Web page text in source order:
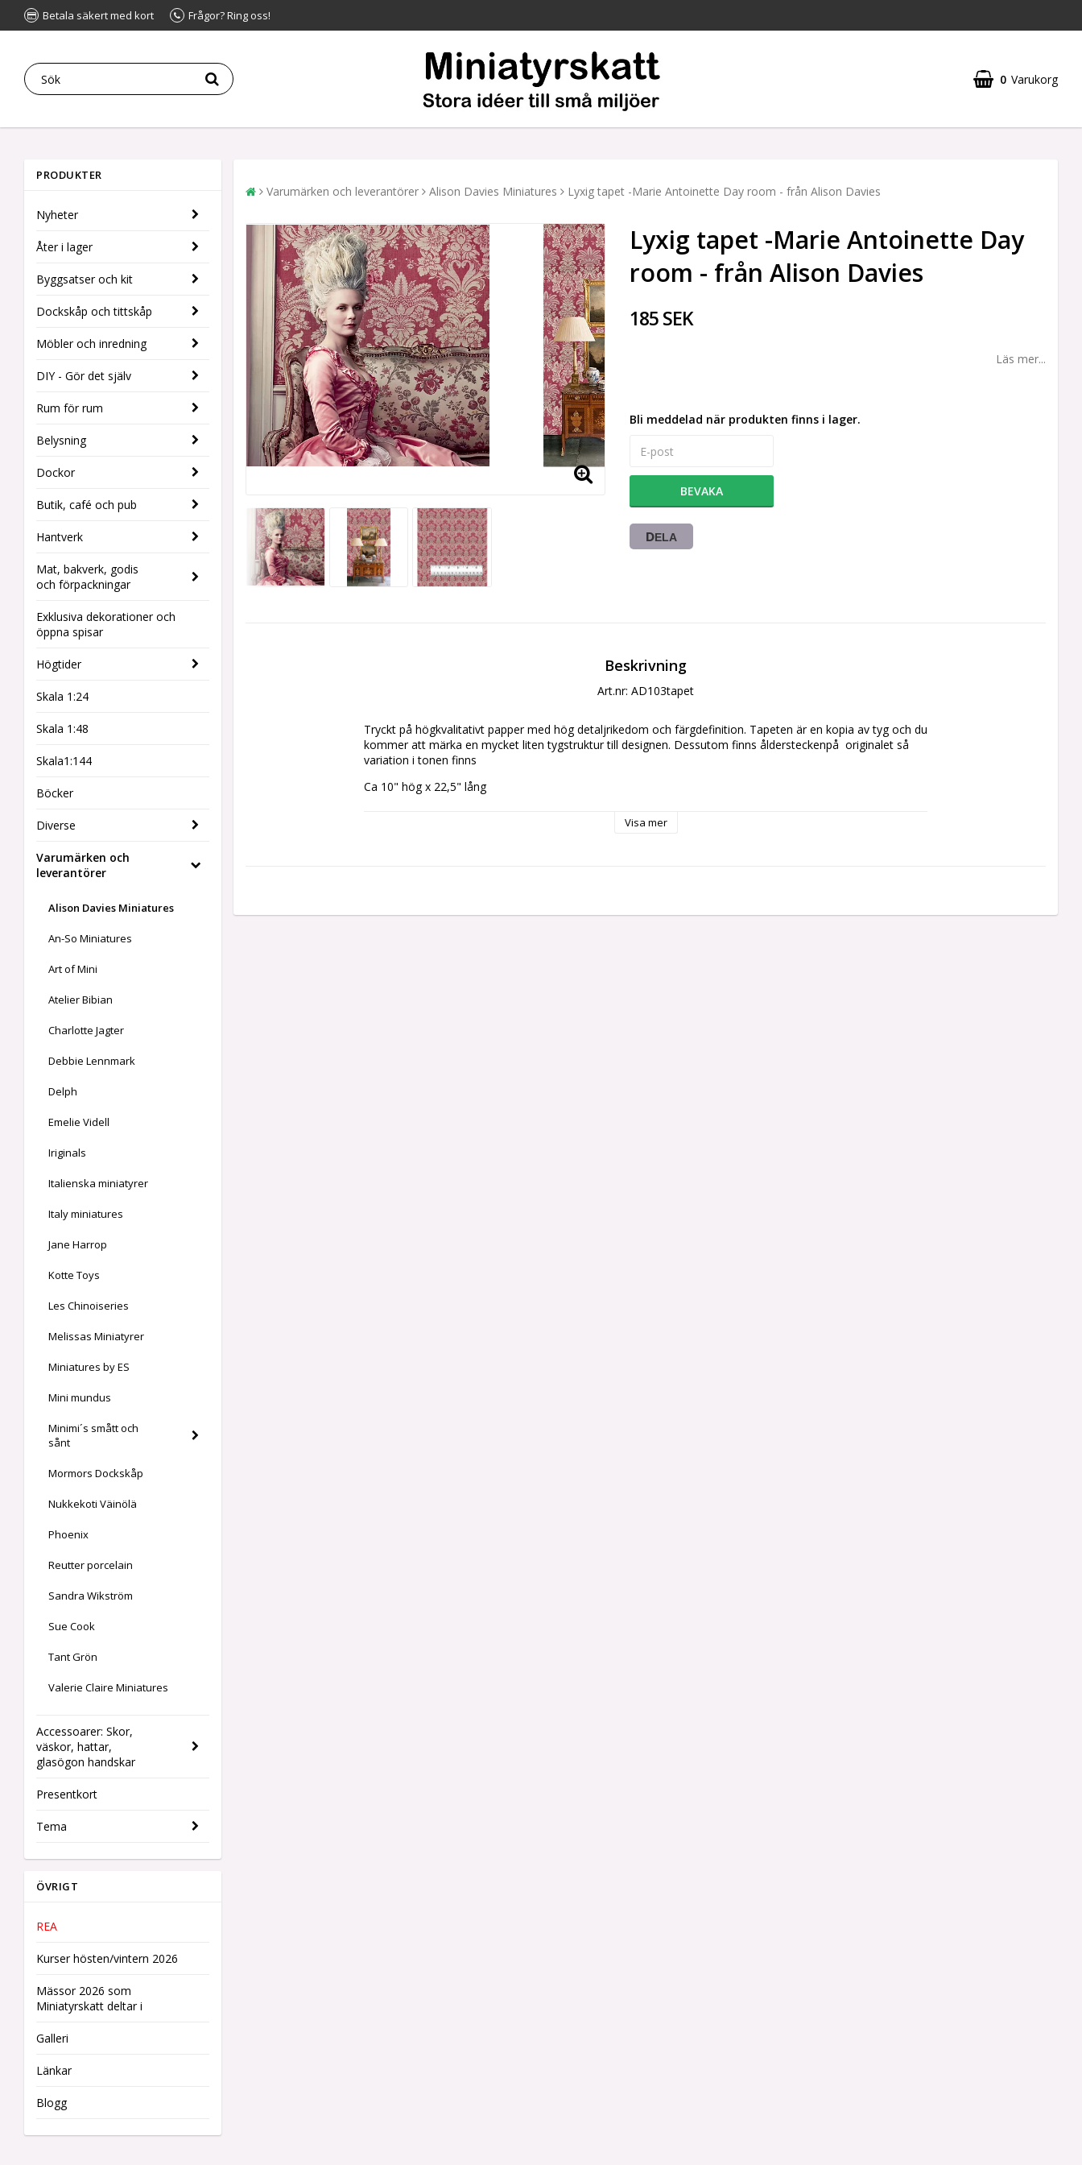
Betala säkert med kort Frågor? Ring oss!
0 Varukorg
PRODUKTER
Nyheter
Åter i lager
Byggsatser och kit
Dockskåp och tittskåp
Möbler och inredning
DIY - Gör det själv
Rum för rum
Belysning
Dockor
Butik, café och pub
Hantverk
Mat, bakverk, godis
och förpackningar
Exklusiva dekorationer och
öppna spisar
Högtider
Skala 1:24
Skala 1:48
Skala1:144
Böcker
Diverse
Varumärken och
leverantörer
Alison Davies Miniatures
An-So Miniatures
Art of Mini
Atelier Bibian
Charlotte Jagter
Debbie Lennmark
Delph
Emelie Videll
Iriginals
Italienska miniatyrer
Italy miniatures
Jane Harrop
Kotte Toys
Les Chinoiseries
Melissas Miniatyrer
Miniatures by ES
Mini mundus
Minimi´s smått och
sånt
Mormors Dockskåp
Nukkekoti Väinölä
Phoenix
Reutter porcelain
Sandra Wikström
Sue Cook
Tant Grön
Valerie Claire Miniatures
Accessoarer: Skor,
väskor, hattar,
glasögon handskar
Presentkort
Tema
ÖVRIGT
REA
Kurser hösten/vintern 2026
Mässor 2026 som
Miniatyrskatt deltar i
Galleri
Länkar
Blogg
Varumärken och leverantörer Alison Davies Miniatures Lyxig tapet -Marie Antoinette Day room - från Alison Davies
Lyxig tapet -Marie Antoinette Day
room - från Alison Davies
185 SEK
Läs mer...
Bli meddelad när produkten finns i lager.
BEVAKA
DELA
Beskrivning
Art.nr: AD103tapet
Tryckt på högkvalitativt papper med hög detaljrikedom och färgdefinition. Tapeten är en kopia av tyg och du
kommer att märka en mycket liten tygstruktur till designen. Dessutom finns åldersteckenpå  originalet så
variation i tonen finns
Ca 10" hög x 22,5" lång
Visa mer